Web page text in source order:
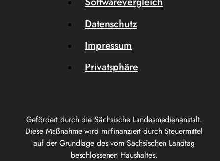
Gefördert durch die Sächsische Landesmedienanstalt.
Diese Maßnahme wird mitfinanziert durch Steuermittel
auf der Grundlage des vom Sächsischen Landtag
beschlossenen Haushaltes.
Datenschutz
Impressum
Privatsphäre